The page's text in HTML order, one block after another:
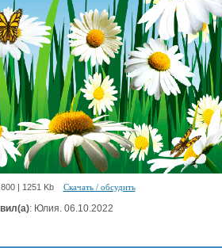
| 1251 Kb Скачать / обсудить
: Юлия. 06.10.2022